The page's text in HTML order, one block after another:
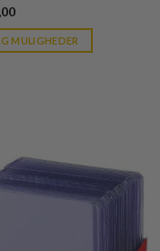
Current
is:
kr. 39,95.
MULIGHEDER